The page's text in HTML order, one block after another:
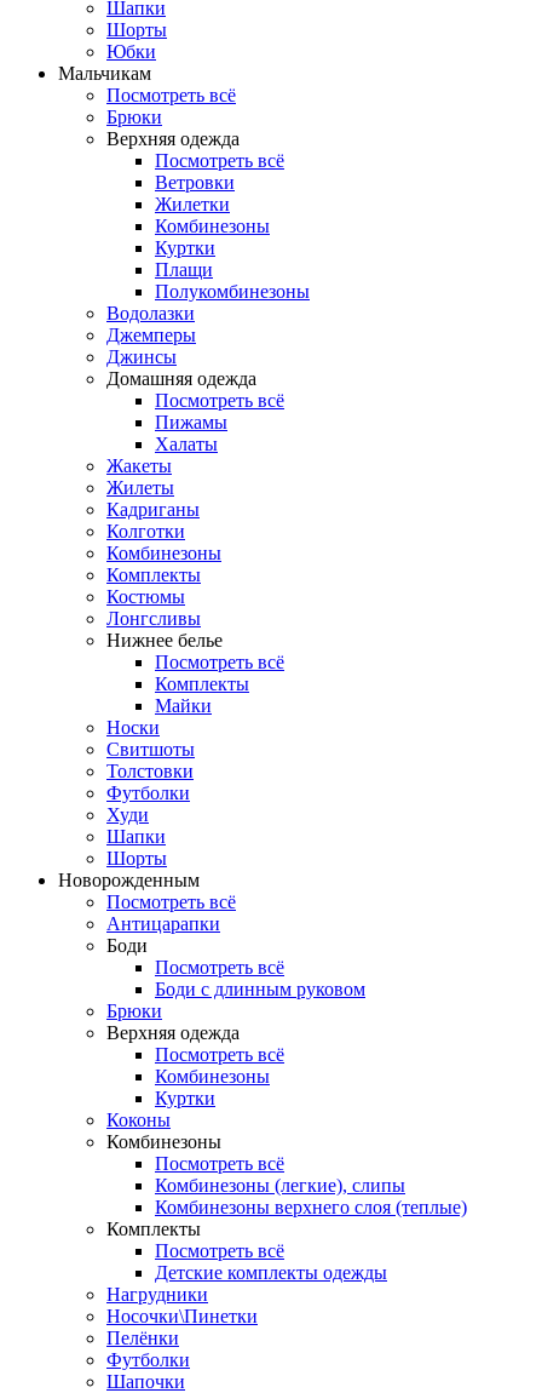
Шапки
Шорты
Юбки
Мальчикам
Посмотреть всё
Брюки
Верхняя одежда
Посмотреть всё
Ветровки
Жилетки
Комбинезоны
Куртки
Плащи
Полукомбинезоны
Водолазки
Джемперы
Джинсы
Домашняя одежда
Посмотреть всё
Пижамы
Халаты
Жакеты
Жилеты
Кадриганы
Колготки
Комбинезоны
Комплекты
Костюмы
Лонгсливы
Нижнее белье
Посмотреть всё
Комплекты
Майки
Носки
Свитшоты
Толстовки
Футболки
Худи
Шапки
Шорты
Новорожденным
Посмотреть всё
Антицарапки
Боди
Посмотреть всё
Боди с длинным руковом
Брюки
Верхняя одежда
Посмотреть всё
Комбинезоны
Куртки
Коконы
Комбинезоны
Посмотреть всё
Комбинезоны (легкие), слипы
Комбинезоны верхнего слоя (теплые)
Комплекты
Посмотреть всё
Детские комплекты одежды
Нагрудники
Носочки\Пинетки
Пелёнки
Футболки
Шапочки